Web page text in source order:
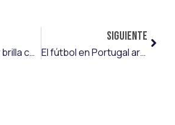
Jorge Alastuey brilla con un doblete y guía al Austin II hacia una nueva victoria
SIGUIENTE
El fútbol en Portugal arranca con Orest Lebedenko y Toni Herrero como representantes de Emart&Soccer